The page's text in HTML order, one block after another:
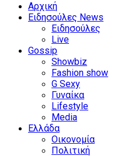
Αρχική
Ειδησούλες News
Ειδησούλες
Live
Gossip
Showbiz
Fashion show
G Sexy
Γυναίκα
Lifestyle
Media
Ελλάδα
Οικονομία
Πολιτική